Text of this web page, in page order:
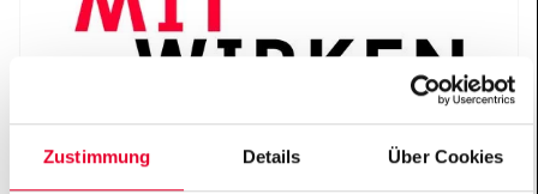
Zustimmung Details Über Cookies